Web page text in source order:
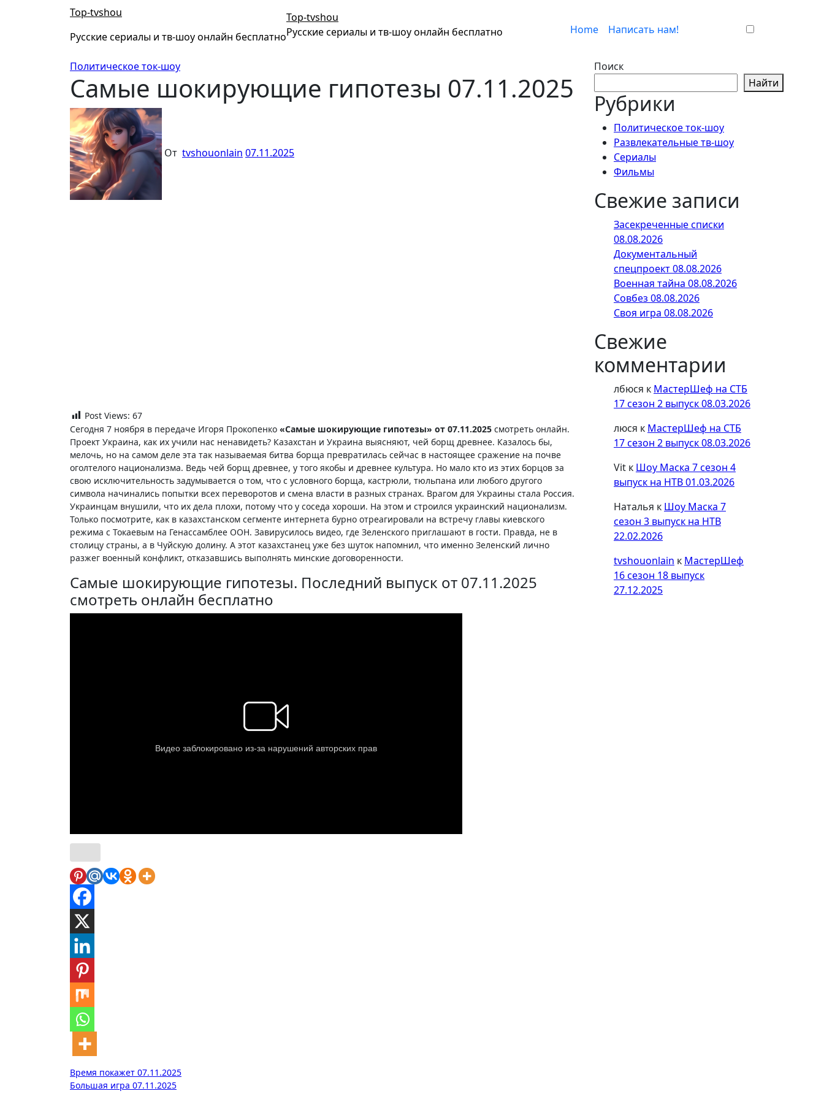
Top-tvshou
Русские сериалы и тв-шоу онлайн бесплатно
Top-tvshou
Русские сериалы и тв-шоу онлайн бесплатно
Home Написать нам!
Политическое ток-шоу
Самые шокирующие гипотезы 07.11.2025
От tvshouonlain 07.11.2025
Post Views: 67
Сегодня 7 ноября в передаче Игоря Прокопенко «Самые шокирующие гипотезы» от 07.11.2025 смотреть онлайн.
Проект Украина, как их учили нас ненавидеть? Казахстан и Украина выясняют, чей борщ древнее. Казалось бы,
мелочь, но на самом деле эта так называемая битва борща превратилась сейчас в настоящее сражение на почве
оголтелого национализма. Ведь чей борщ древнее, у того якобы и древнее культура. Но мало кто из этих борцов за
свою исключительность задумывается о том, что с условного борща, кастрюли, тюльпана или любого другого
символа начинались попытки всех переворотов и смена власти в разных странах. Врагом для Украины стала Россия.
Украинцам внушили, что их дела плохи, потому что у соседа хороши. На этом и строился украинский национализм.
Только посмотрите, как в казахстанском сегменте интернета бурно отреагировали на встречу главы киевского
режима с Токаевым на Генассамблее ООН. Завирусилось видео, где Зеленского приглашают в гости. Правда, не в
столицу страны, а в Чуйскую долину. А этот казахстанец уже без шуток напомнил, что именно Зеленский лично
разжег военный конфликт, отказавшись выполнять минские договоренности.
Самые шокирующие гипотезы. Последний выпуск от 07.11.2025
смотреть онлайн бесплатно
Навигация
Время покажет 07.11.2025
Большая игра 07.11.2025
Поиск
Найти
Рубрики
Политическое ток-шоу
Развлекательные тв-шоу
Сериалы
Фильмы
Свежие записи
Засекреченные списки
08.08.2026
Документальный
спецпроект 08.08.2026
Военная тайна 08.08.2026
Совбез 08.08.2026
Своя игра 08.08.2026
Свежие
комментарии
лбюся к МастерШеф на СТБ
17 сезон 2 выпуск 08.03.2026
люся к МастерШеф на СТБ
17 сезон 2 выпуск 08.03.2026
Vit к Шоу Маска 7 сезон 4
выпуск на НТВ 01.03.2026
Наталья к Шоу Маска 7
сезон 3 выпуск на НТВ
22.02.2026
tvshouonlain к МастерШеф
16 сезон 18 выпуск
27.12.2025